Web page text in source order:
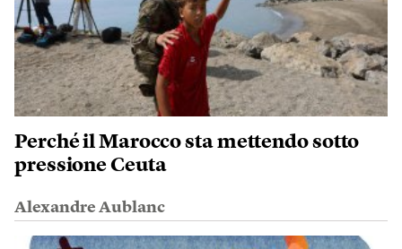
Perché il Marocco sta mettendo sotto
pressione Ceuta
Alexandre Aublanc